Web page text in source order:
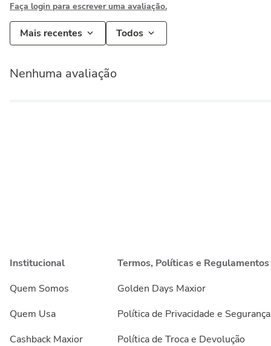
Faça login para escrever uma avaliação.
Mais recentes Todos
Nenhuma avaliação
Institucional
Quem Somos
Quem Usa
Cashback Maxior
Termos, Políticas e Regulamentos
Golden Days Maxior
Política de Privacidade e Segurança
Política de Troca e Devolução